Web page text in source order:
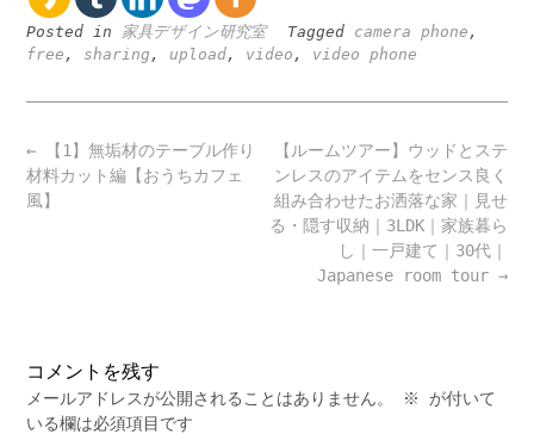
Posted in 家具デザイン研究室 Tagged camera phone ,
free , sharing , upload, video , video phone
Post
navigation
【ルームツアー】ウッドとステ
ンレスのアイテムをセンス良く
組み合わせたお洒落な家｜見せ
る・隠す収納｜3LDK｜家族暮ら
し｜一戸建て｜30代｜
Japanese room tour →
← 【1】無垢材のテーブル作り
材料カット編【おうちカフェ
風】
コメントを残す
メールアドレスが公開されることはありません。 ※
が付いて
いる欄は必須項目です